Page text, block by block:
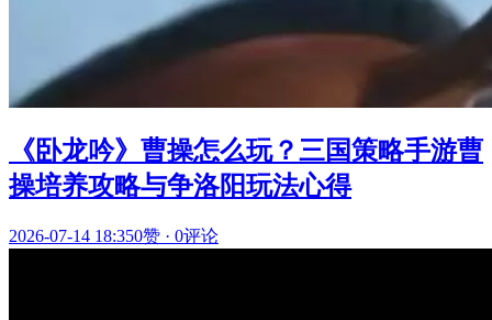
《卧龙吟》曹操怎么玩？三国策略手游曹
操培养攻略与争洛阳玩法心得
2026-07-14 18:350赞 · 0评论